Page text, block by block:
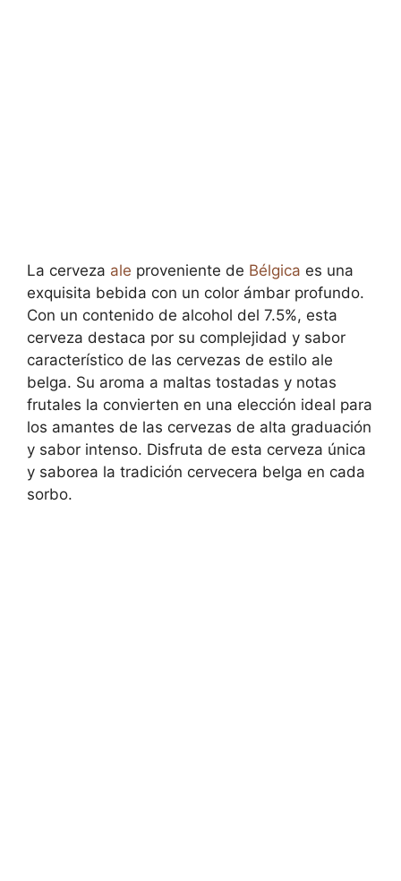
La cerveza ale proveniente de Bélgica es una
exquisita bebida con un color ámbar profundo.
Con un contenido de alcohol del 7.5%, esta
cerveza destaca por su complejidad y sabor
característico de las cervezas de estilo ale
belga. Su aroma a maltas tostadas y notas
frutales la convierten en una elección ideal para
los amantes de las cervezas de alta graduación
y sabor intenso. Disfruta de esta cerveza única
y saborea la tradición cervecera belga en cada
sorbo.